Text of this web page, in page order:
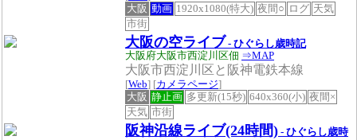
大阪 動画 1920x1080(特大) 夜間○ ログ 天気
市街
大阪の空ライブ - ひぐらし歳時記
大阪府大阪市西淀川区佃 ⇒MAP
大阪市西淀川区と阪神電鉄本線
[Web] [カメラページ]
大阪 静止画 多更新(15秒) 640x360(小) 夜間×
天気 市街
阪神沿線ライブ(24時間) - ひぐらし歳時